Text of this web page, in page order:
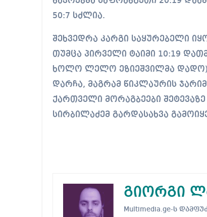
50:7 სძლია.
შეხვედრა კარგი საყურებელი
თუმცა პირველი ტაიმი 10:19
ხოლო ლელო ეზიეშვილმა დადო).
დარჩა, მაგრამ წიკლაურის
ქართველი მორაგბეები
სირბილაძემ გარდასახვა
გიორგი
Multimedia.ge-ს